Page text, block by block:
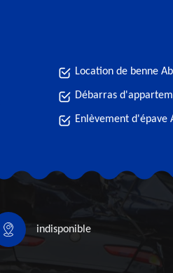
Location de benne
Débarras
Enlèvement d'épave
indisponible